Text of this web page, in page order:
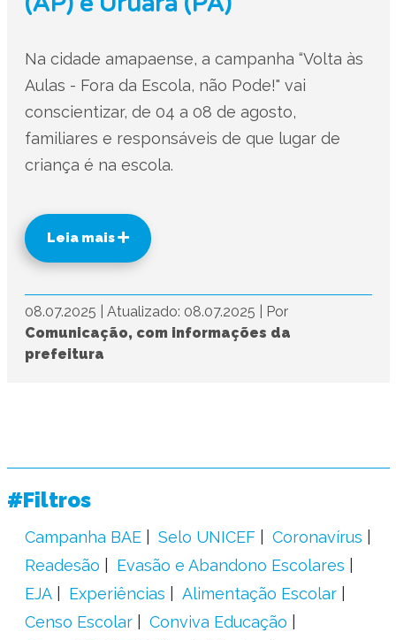
Na cidade amapaense, a campanha “Volta às
Aulas - Fora da Escola, não Pode!" vai
conscientizar, de 04 a 08 de agosto,
familiares e responsáveis de que lugar de
criança é na escola.
Leia mais
08.07.2025 Atualizado: 08.07.2025
Por
Comunicação, com informações da
prefeitura
#Filtros
Campanha BAE Selo UNICEF
Coronavírus
Readesão
Evasão e Abandono Escolares
EJA
Experiências
Alimentação Escolar
Censo Escolar
Conviva Educação